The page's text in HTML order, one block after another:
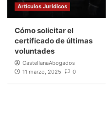
Artículos Jurídicos
Cómo solicitar el
certificado de últimas
voluntades
CastellanaAbogados
11 marzo, 2025
0